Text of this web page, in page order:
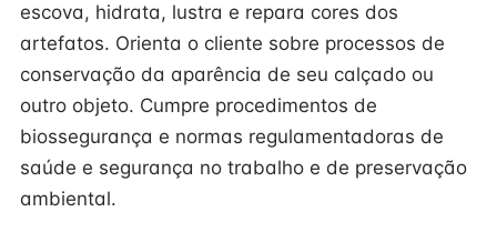
escova, hidrata, lustra e repara cores dos
artefatos. Orienta o cliente sobre processos de
conservação da aparência de seu calçado ou
outro objeto. Cumpre procedimentos de
biossegurança e normas regulamentadoras de
saúde e segurança no trabalho e de preservação
ambiental.